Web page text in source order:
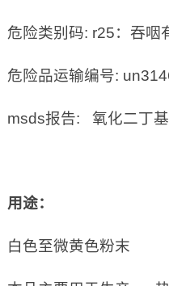
危险类别码: r25：吞咽
危险品运输编号:
msds报告: 氧化二丁
用途：
白色至微黄色粉末